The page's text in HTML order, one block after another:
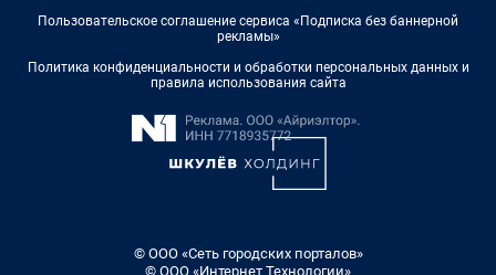
Пользовательское соглашение сервиса «Подписка без баннерной
рекламы»
Политика конфиденциальности и обработки персональных данных и
правила использования сайта
© ООО «Сеть городских порталов»
© ООО «Интернет Технологии»